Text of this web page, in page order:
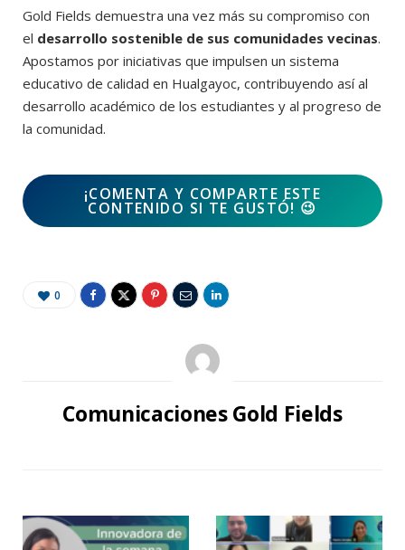
Gold Fields demuestra una vez más su compromiso con
el desarrollo sostenible de sus comunidades vecinas.
Apostamos por iniciativas que impulsen un sistema
educativo de calidad en Hualgayoc, contribuyendo así al
desarrollo académico de los estudiantes y al progreso de
la comunidad.
¡COMENTA Y COMPARTE ESTE
CONTENIDO SI TE GUSTÓ! 😉
0
Comunicaciones Gold Fields